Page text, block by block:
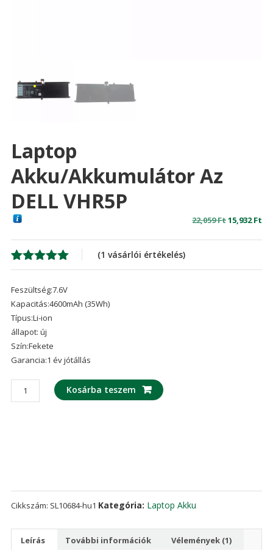
Laptop
Akku/akkumulátor Az
DELL VHR5P
22,059FtOriginal
15,932Ft
Értékelés
ből,
1
értékelés
alapján
(1 vásárlói értékelés)
Feszültség:7.6V
Kapacitás:4600mAh (35Wh)
Típus:Li-ion
állapot: új
Szín:Fekete
Garancia:1 év jótállás
laptop
akku/akkumulátor
Kosárba teszem
Cikkszám: SL10684-hu1 Kategória: Laptop Akku
Leírás További információk Vélemények (1)